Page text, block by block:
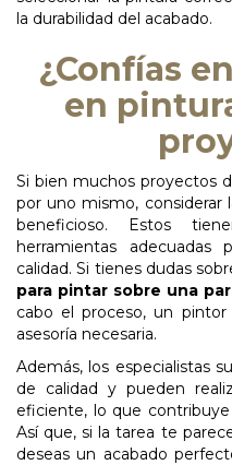
la durabilidad del acabado.
¿Confías
en
Si bien muchos proyectos
por uno mismo, considerar
beneficioso. Estos
herramientas adecuadas
calidad. Si tienes dudas
para pintar sobre una
cabo el proceso, un
asesoría necesaria.
Además, los especialistas
de calidad y pueden
eficiente, lo que
Así que, si la tarea te
deseas un acabado